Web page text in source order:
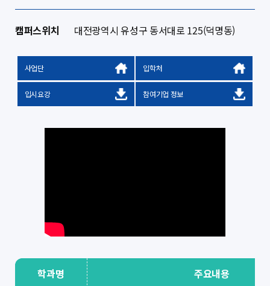
캠퍼스위치 대전광역시 유성구 동서대로 125(덕명동)
사업단 입학처
입시요강 참여기업 정보
학과명 주요내용